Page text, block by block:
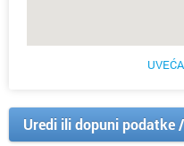
Uredi ili dopuni podatke